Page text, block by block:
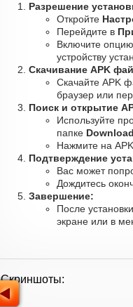
Разрешение
Откройте
Перейдите в
Включите опцию
устройству
Скачивание APK
Скачайте APK
браузер или
Поиск и открытие
Используйте
папке
Нажмите на
Подтверждение
Вас может
Дождитесь
Завершение:
После
экране или в
Скриншоты: